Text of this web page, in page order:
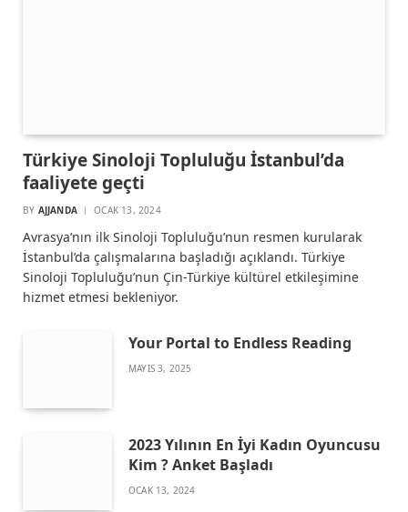
Türkiye Sinoloji Topluluğu İstanbul’da
faaliyete geçti
BY AJJANDA OCAK 13, 2024
Avrasya’nın ilk Sinoloji Topluluğu’nun resmen kurularak
İstanbul’da çalışmalarına başladığı açıklandı. Türkiye
Sinoloji Topluluğu’nun Çin-Türkiye kültürel etkileşimine
hizmet etmesi bekleniyor.
Your Portal to Endless Reading
MAYIS 3, 2025
2023 Yılının En İyi Kadın Oyuncusu
Kim ? Anket Başladı
OCAK 13, 2024